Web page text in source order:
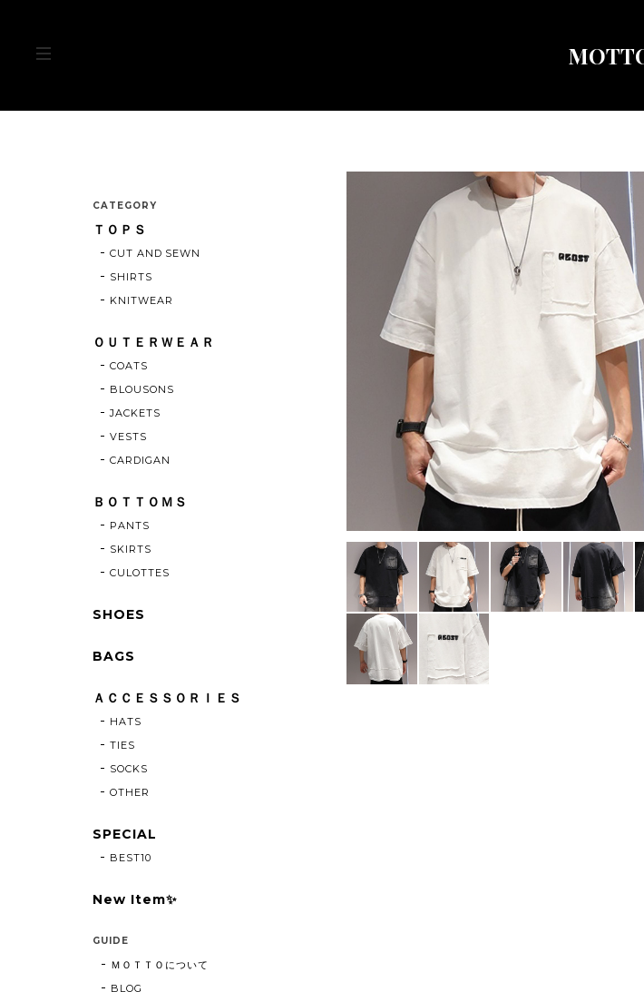
CATEGORY
ＴＯＰＳ
CUT AND SEWN
SHIRTS
KNITWEAR
ＯＵＴＥＲＷＥＡＲ
COATS
BLOUSONS
JACKETS
VESTS
CARDIGAN
ＢＯＴＴＯＭＳ
PANTS
SKIRTS
CULOTTES
SHOES
BAGS
ＡＣＣＥＳＳＯＲＩＥＳ
HATS
TIES
SOCKS
OTHER
SPECIAL
BEST10
New Item✨
GUIDE
ＭＯＴＴＯについて
BLOG